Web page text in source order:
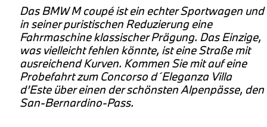
Das BMW M coupé ist ein echter Sportwagen und
in seiner puristischen Reduzierung eine
Fahrmaschine klassischer Prägung. Das Einzige,
was vielleicht fehlen könnte, ist eine Straße mit
ausreichend Kurven. Kommen Sie mit auf eine
Probefahrt zum Concorso d´Eleganza Villa
d’Este über einen der schönsten Alpenpässe, den
San-Bernardino-Pass.